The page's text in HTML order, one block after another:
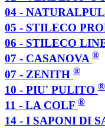
04 -
05 - STILECO
06 - STILECO
07 - CASANOVA ®
07 - ZENITH ®
10 - PIU' PULITO ®
11 - LA COLF ®
14 - I SAPONI DI